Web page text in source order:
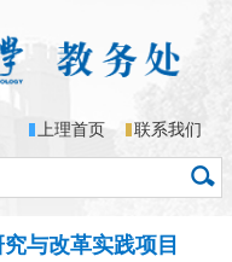
上理首页 联系我们
与改革实践项目